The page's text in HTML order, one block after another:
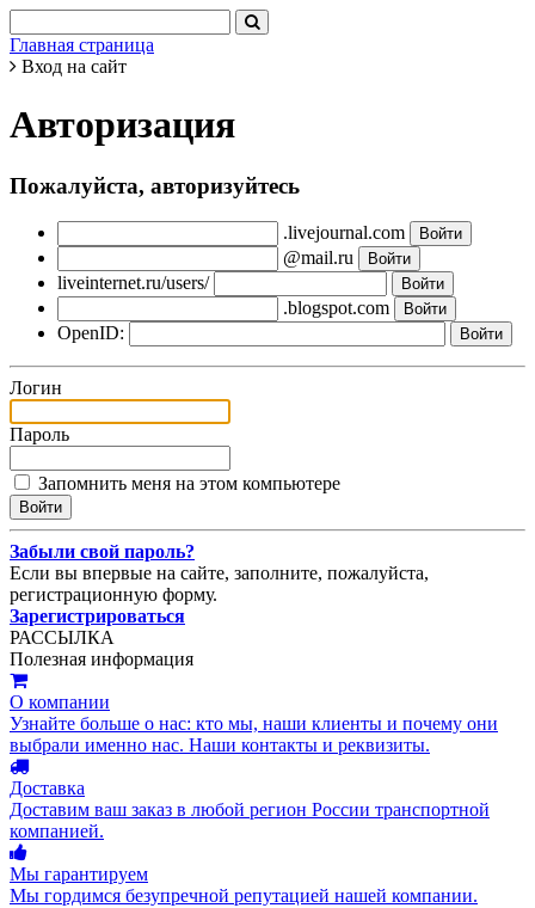
Главная страница
Вход на сайт
Авторизация
Пожалуйста, авторизуйтесь
.livejournal.com
@mail.ru
liveinternet.ru/users/
.blogspot.com
OpenID:
Логин
Пароль
Запомнить меня на этом компьютере
Забыли свой пароль?
Если вы впервые на сайте, заполните, пожалуйста,
регистрационную форму.
Зарегистрироваться
РАССЫЛКА
Полезная информация
О компании
Узнайте больше о нас: кто мы, наши клиенты и почему они
выбрали именно нас. Наши контакты и реквизиты.
Доставка
Доставим ваш заказ в любой регион России транспортной
компанией.
Мы гарантируем
Мы гордимся безупречной репутацией нашей компании.